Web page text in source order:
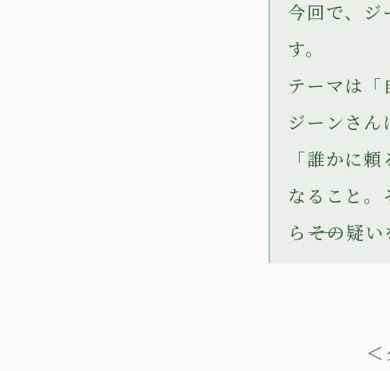
今回で、ジ
す。
テーマは「
ジーンさん
「誰かに
なること。
ら――その疑